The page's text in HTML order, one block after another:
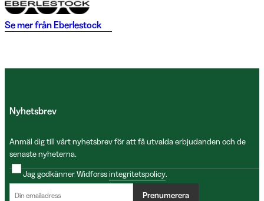
Se mer från Eberlestock
Nyhetsbrev
Anmäl dig till vårt nyhetsbrev för att få utvalda erbjudanden och de
senaste nyheterna.
Jag godkänner Widforssintegritetspolicy.
Prenumerera